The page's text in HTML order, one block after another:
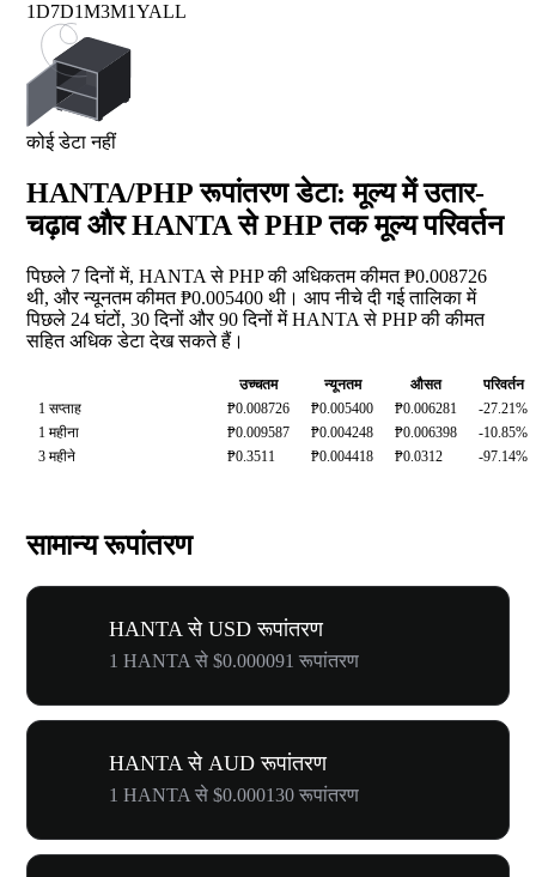
1D7D1M3M1YALL
कोई डेटा नहीं
HANTA/PHP रूपांतरण डेटा: मूल्य में उतार-
चढ़ाव और HANTA से PHP तक मूल्य परिवर्तन
पिछले 7 दिनों में, HANTA से PHP की अधिकतम कीमत ₱0.008726
थी, और न्यूनतम कीमत ₱0.005400 थी। आप नीचे दी गई तालिका में
पिछले 24 घंटों, 30 दिनों और 90 दिनों में HANTA से PHP की कीमत
सहित अधिक डेटा देख सकते हैं।
उच्चतम न्यूनतम औसत
परिवर्तन
1 सप्ताह
₱0.008726 ₱0.005400 ₱0.006281
-27.21%
1 महीना
₱0.009587 ₱0.004248 ₱0.006398
-10.85%
3 महीने
₱0.3511 ₱0.004418 ₱0.0312 -97.14%
सामान्य रूपांतरण
HANTA से USD रूपांतरण
1 HANTA से $0.000091 रूपांतरण
HANTA से AUD रूपांतरण
1 HANTA से $0.000130 रूपांतरण